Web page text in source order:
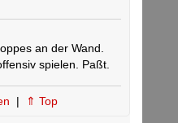
an der Wand.
spielen. Paßt.
| ⇑ Top